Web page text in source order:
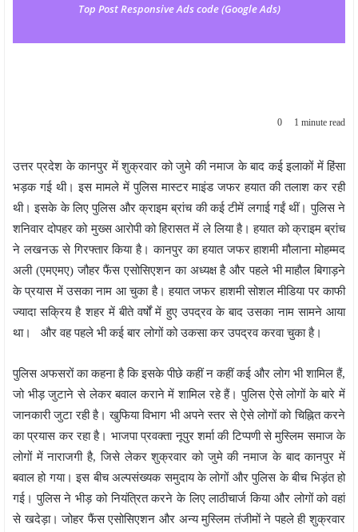
Top Post Responsive Ads code (Google Ads)
0 1 minute read
उत्तर प्रदेश के कानपुर में शुक्रवार को जुमे की नमाज के बाद कई इलाकों में हिंसा
भड़क गई थी। इस मामले में पुलिस मास्टर माइंड जफर हयात की तलाश कर रही
थी। इसके के लिए पुलिस और क्राइम ब्रांच की कई टीमें लगाई गईं थीं। पुलिस ने
शनिवार दोपहर को मुख्स आरोपी को हिरासत में ले लिया है। हयात को क्राइम ब्रांच
ने लखनऊ से गिरफ्तार किया है। कानपुर का हयात जफर हाशमी मौलाना मोहम्मद
अली (एमएमए) जौहर फैंस एसोसिएशन का अध्यक्ष है और पहले भी माहौल बिगाड़ने
के प्रयास में उसका नाम आ चुका है। हयात जफर हाशमी सोशल मीडिया पर काफी
ज्यादा सक्रिय है शहर में बीते वर्षों में हुए उपद्रव के बाद उसका नाम सामने आया
था। और वह पहले भी कई बार लोगों को उकसा कर उपद्रव करवा चुका है।
पुलिस अफसरों का कहना है कि इसके पीछे कहीं न कहीं कई और लोग भी शामिल हैं,
जो भीड़ जुटाने से लेकर बवाल कराने में शामिल रहे हैं। पुलिस ऐसे लोगों के बारे में
जानकारी जुटा रही है। खुफिया विभाग भी अपने स्तर से ऐसे लोगों को चिह्नित करने
का प्रयास कर रहा है। भाजपा प्रवक्ता नूपुर शर्मा की टिप्पणी से मुस्लिम समाज के
लोगों में नाराजगी है, जिसे लेकर शुक्रवार को जुमे की नमाज के बाद कानपुर में
बवाल हो गया। इस बीच अल्पसंख्यक समुदाय के लोगों और पुलिस के बीच भिड़ंत हो
गई। पुलिस ने भीड़ को नियंत्रित करने के लिए लाठीचार्ज किया और लोगों को वहां
से खदेड़ा। जोहर फैंस एसोसिएशन और अन्य मुस्लिम तंजीमों ने पहले ही शुक्रवार